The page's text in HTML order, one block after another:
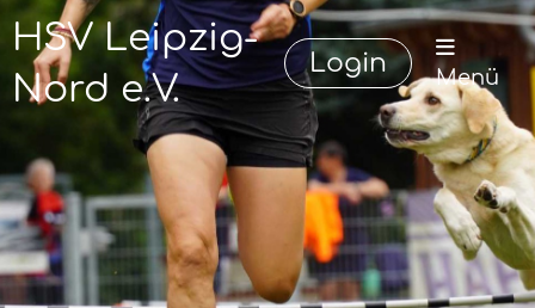
HSV Leipzig-
Nord e.V.
Login Menü